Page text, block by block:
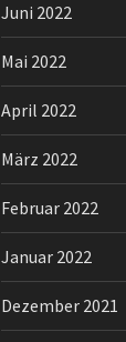
Juni 2022
Mai 2022
April 2022
März 2022
Februar 2022
Januar 2022
Dezember 2021